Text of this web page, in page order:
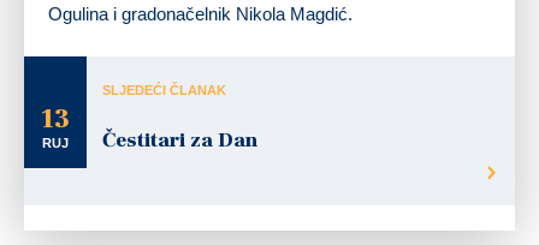
Ogulina i gradonačelnik Nikola Magdić.
13
RUJ
SLJEDEĆI ČLANAK
Čestitari za Dan